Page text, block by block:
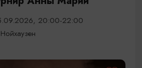
20:00-22:00